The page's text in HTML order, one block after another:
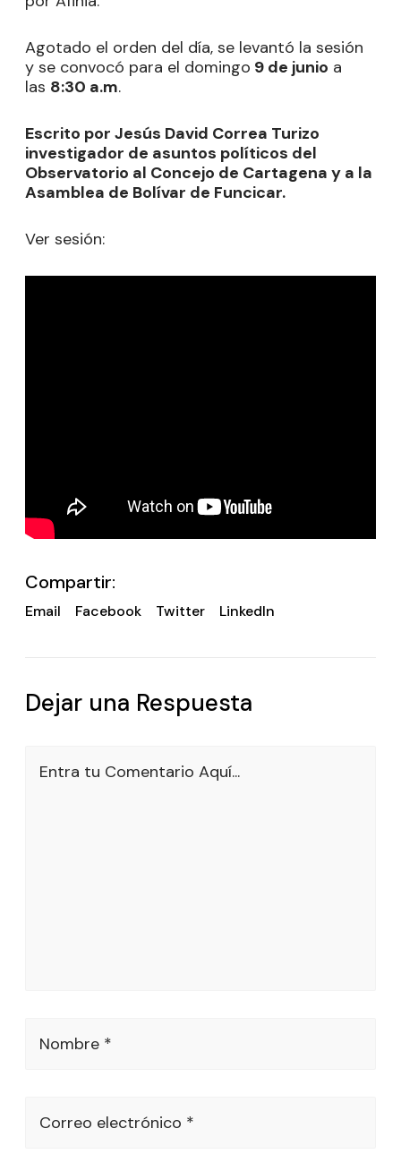
Agotado el orden del día, se levantó la sesión
y se convocó para el domingo 9 de junio a
las 8:30 a.m.
Escrito por Jesús David Correa Turizo
investigador de asuntos políticos del
Observatorio al Concejo de Cartagena y a la
Asamblea de Bolívar de Funcicar.
Ver sesión:
Compartir:
Email Facebook Twitter LinkedIn
Dejar una Respuesta
Entra tu Comentario Aquí...
Nombre *
Correo electrónico *